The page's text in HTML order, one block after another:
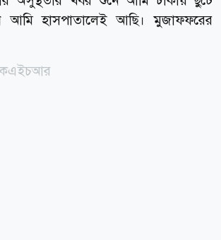
আমি হাসপাতালেই আছি। মুজাফফরের